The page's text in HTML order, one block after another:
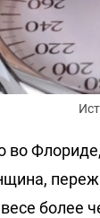
во
более